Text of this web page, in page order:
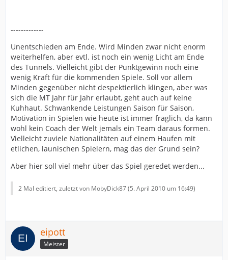
-------------
Unentschieden am Ende. Wird Minden zwar nicht enorm
weiterhelfen, aber evtl. ist noch ein wenig Licht am Ende
des Tunnels. Vielleicht gibt der Punktgewinn noch eine
wenig Kraft für die kommenden Spiele. Soll vor allem
Minden gegenüber nicht despektierlich klingen, aber was
sich die MT Jahr für Jahr erlaubt, geht auch auf keine
Kuhhaut. Schwankende Leistungen Saison für Saison,
Motivation in Spielen wie heute ist immer fraglich, da kann
wohl kein Coach der Welt jemals ein Team daraus formen.
Vielleicht zuviele Nationalitäten auf einem Haufen mit
etlichen, launischen Spielern, mag das der Grund sein?
Aber hier soll viel mehr über das Spiel geredet werden...
2 Mal editiert, zuletzt von MobyDick87 (5. April 2010 um 16:49)
eipott
Meister